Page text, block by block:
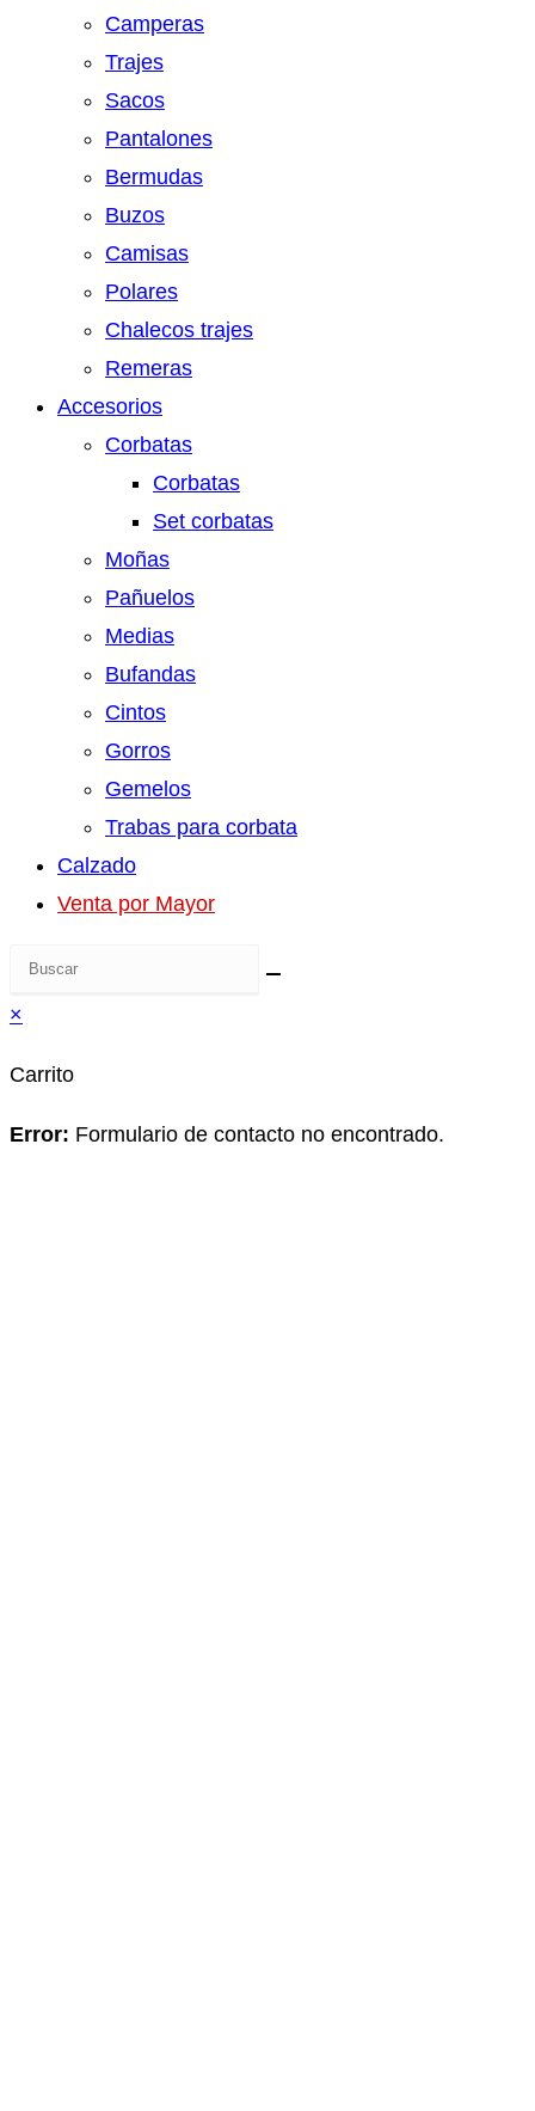
Camperas
Trajes
Sacos
Pantalones
Bermudas
Buzos
Camisas
Polares
Chalecos trajes
Remeras
Accesorios
Corbatas
Corbatas
Set corbatas
Moñas
Pañuelos
Medias
Bufandas
Cintos
Gorros
Gemelos
Trabas para corbata
Calzado
Venta por Mayor
×
Carrito
Error: Formulario de contacto no encontrado.